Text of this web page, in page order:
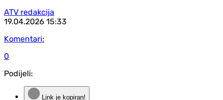
ATV redakcija
19.04.2026 15:33
Komentari:
0
Podijeli:
Link je kopiran!